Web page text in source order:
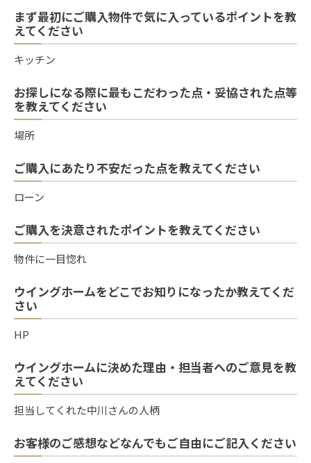
まず最初にご購入物件で気に入っているポイントを教
えてください
キッチン
お探しになる際に最もこだわった点・妥協された点等
を教えてください
場所
ご購入にあたり不安だった点を教えてください
ローン
ご購入を決意されたポイントを教えてください
物件に一目惚れ
ウイングホームをどこでお知りになったか教えてくだ
さい
HP
ウイングホームに決めた理由・担当者へのご意見を教
えてください
担当してくれた中川さんの人柄
お客様のご感想などなんでもご自由にご記入ください